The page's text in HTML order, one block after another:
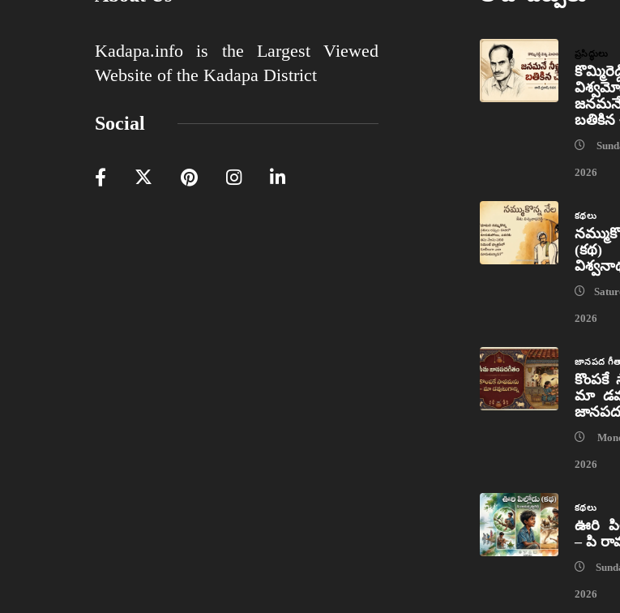
Kadapa.info is the Largest Viewed
Website of the Kadapa District
Social
ప్రసిద్ధులు
బతికిన
2026
కథలు
2026
జానపద
కొంపకే
మా
2026
కథలు
ఊరి
– పి
2026